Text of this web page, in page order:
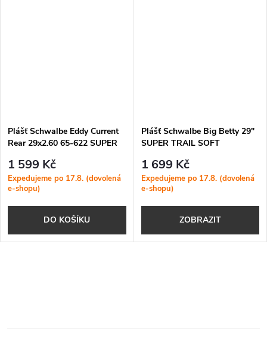
Plášť Schwalbe Eddy Current
Rear 29x2.60 65-622 SUPER
1 599 Kč
Expedujeme po 17.8. (dovolená
e-shopu)
DO KOŠÍKU
Plášť Schwalbe Big Betty 29"
SUPER TRAIL SOFT
1 699 Kč
Expedujeme po 17.8. (dovolená
e-shopu)
ZOBRAZIT
l